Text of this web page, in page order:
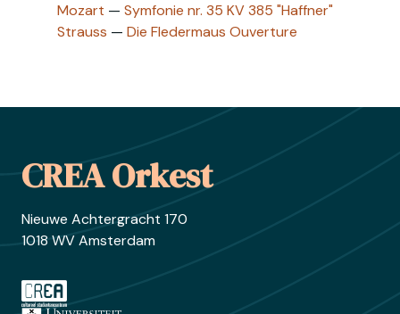
Mozart — Symfonie nr. 35 KV 385 "Haffner"
Strauss — Die Fledermaus Ouverture
Footer
CREA Orkest
Nieuwe Achtergracht 170
1018 WV Amsterdam